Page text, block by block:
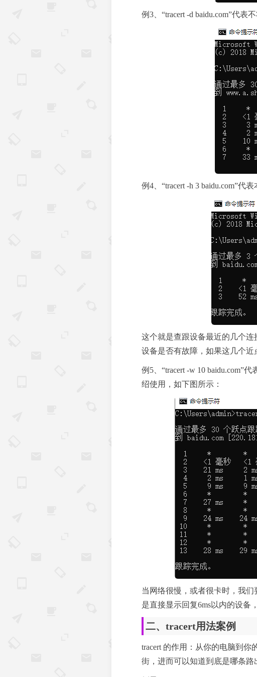
例3、“tracert -d baidu.com”代表
例4、“tracert -h 3 baidu.com”代
这个就是查跟设备最近的几个
设备是否有故障，如果这几个近
例5、“tracert -w 10 baidu.com”
绍使用，如下图所示：
当网络很慢，或者很卡时，我
是直接显示回复6ms以内的设备
二、tracert用法案例
tracert 的作用：从你的电脑到
街，进而可以知道到底是哪条路